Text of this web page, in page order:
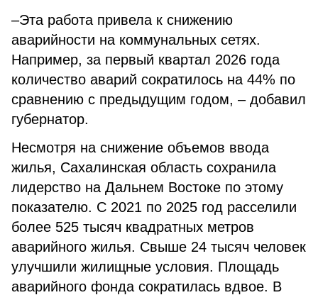
–Эта работа привела к снижению
аварийности на коммунальных сетях.
Например, за первый квартал 2026 года
количество аварий сократилось на 44% по
сравнению с предыдущим годом, – добавил
губернатор.
Несмотря на снижение объемов ввода
жилья, Сахалинская область сохранила
лидерство на Дальнем Востоке по этому
показателю. С 2021 по 2025 год расселили
более 525 тысяч квадратных метров
аварийного жилья. Свыше 24 тысяч человек
улучшили жилищные условия. Площадь
аварийного фонда сократилась вдвое. В